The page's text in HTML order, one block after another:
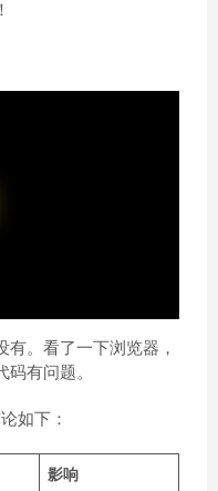
。看了一下浏览器，
有问题。
如下：
影响